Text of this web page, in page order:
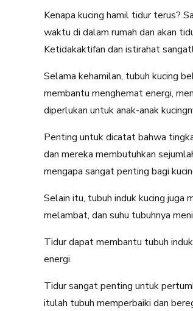
Kenapa kucing hamil tidur terus?
waktu di dalam rumah dan akan
Ketidakaktifan dan istirahat
Selama kehamilan, tubuh kucing
membantu menghemat energi,
diperlukan untuk anak-anak
Penting untuk dicatat bahwa
dan mereka membutuhkan
mengapa sangat penting bagi
Selain itu, tubuh induk kucing juga
melambat, dan suhu tubuhnya
Tidur dapat membantu tubuh
energi.
Tidur sangat penting untuk
itulah tubuh memperbaiki dan